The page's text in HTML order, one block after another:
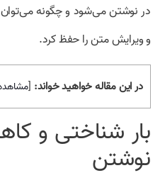
در نوشتن می‌شود و چگونه
و ویرایش متن را حفظ کرد.
در این مقاله خواهید خواند: [
بار شناختی و
نوشتن